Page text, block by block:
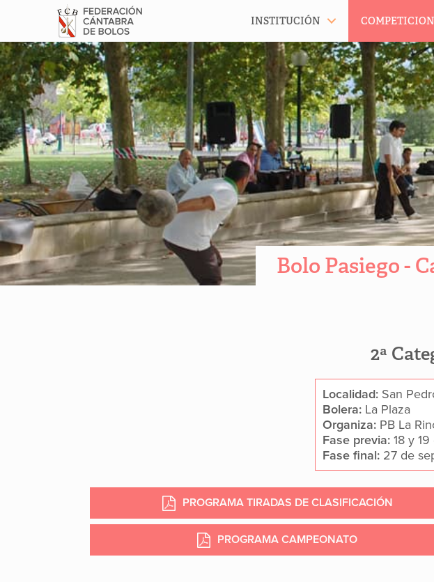
INSTITUCIÓN
Bolo Pasiego -
2ª
Localidad: San
Bolera: La Plaza
Organiza: PB La
Fase previa: 18 y
Fase final: 27 de
PROGRAMA TIRADAS DE CLASIFICACIÓN
PROGRAMA CAMPEONATO